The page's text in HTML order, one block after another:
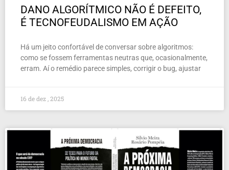
DANO ALGORÍTMICO NÃO É DEFEITO,
É TECNOFEUDALISMO EM AÇÃO
Há um jeito confortável de conversar sobre algoritmos:
como se fossem ferramentas neutras que, ocasionalmente,
erram. Aí o remédio parece simples, corrigir o bug, ajustar
16 de dez , 2025